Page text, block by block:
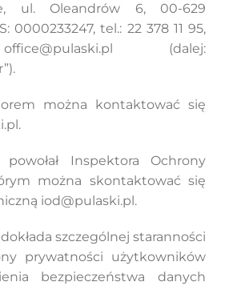
Szukaj
ul. Oleandrów 6, 00-629
0000233247, tel.: 22 378 11 95,
(dalej:
można kontaktować się
.
Inspektora Ochrony
można skontaktować się
iod@pulaski.pl.
szczególnej staranności
prywatności użytkowników
bezpieczeństwa danych